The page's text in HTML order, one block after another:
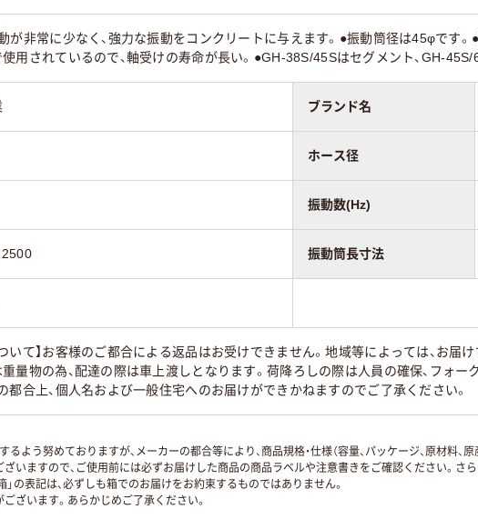
が非常に少なく、強力な振動をコンクリートに与えます。●振動筒径は45φです
用されているので、軸受けの寿命が長い。●GH-38S/45Sはセグメント、GH-
ブランド名
ホース径
振動数(Hz)
振動筒長寸法
ついて】お客様のご都合による返品はお受けできません。地域等によっては、お
量物の為、配達の際は車上渡しとなります。荷降ろしの際は人員の確保、フォ
都合上、個人名および一般住宅へのお届けができかねますのでご了承ください。
よう努めておりますが、メーカーの都合等により、商品規格・仕様（容量、パッケージ、原材料
いますので、ご使用前には必ずお届けした商品の商品ラベルや注意書きをご確認ください。さ
」の表記は、必ずしも箱でのお届けをお約束するものではありません。
ざいます。あらかじめご了承ください。